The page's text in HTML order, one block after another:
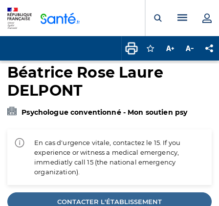
Ouvrir laMenu
Connectez-vous
Augmenter la
Béatrice Rose Laure
DELPONT
Psychologue conventionné - Mon soutien psy
En cas d'urgence vitale, contactez le 15. If you
experience or witness a medical emergency,
immediatly call 15 (the national emergency
organization).
CONTACTER L'ÉTABLISSEMENT